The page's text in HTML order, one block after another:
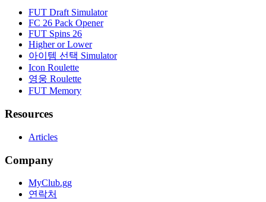
FUT Draft Simulator
FC 26 Pack Opener
FUT Spins 26
Higher or Lower
아이템 선택 Simulator
Icon Roulette
영웅 Roulette
FUT Memory
Resources
Articles
Company
MyClub.gg
연락처